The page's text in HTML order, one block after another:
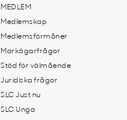
MEDLEM
Medlemskap
Medlemsförmåner
Markägarfrågor
Stöd för välmående
Juridiska frågor
SLC Just nu
SLC Unga